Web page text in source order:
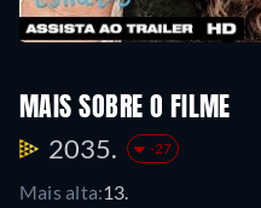
MAIS SOBRE O FILME
2035. -27
Mais alta:13.